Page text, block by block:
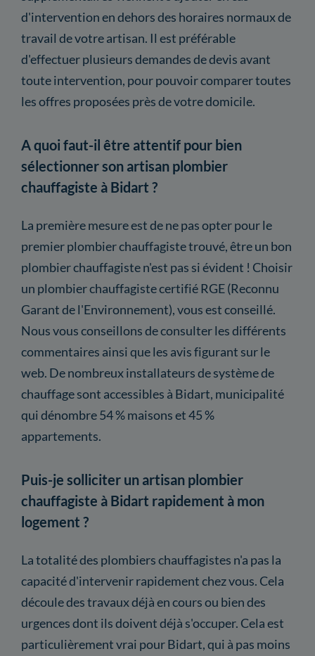
d'intervention en dehors des horaires normaux de
travail de votre artisan. Il est préférable
d'effectuer plusieurs demandes de devis avant
toute intervention, pour pouvoir comparer toutes
les offres proposées près de votre domicile.
A quoi faut-il être attentif pour bien
sélectionner son artisan plombier
chauffagiste à Bidart ?
La première mesure est de ne pas opter pour le
premier plombier chauffagiste trouvé, être un bon
plombier chauffagiste n'est pas si évident ! Choisir
un plombier chauffagiste certifié RGE (Reconnu
Garant de l'Environnement), vous est conseillé.
Nous vous conseillons de consulter les différents
commentaires ainsi que les avis figurant sur le
web. De nombreux installateurs de système de
chauffage sont accessibles à Bidart, municipalité
qui dénombre 54 % maisons et 45 %
appartements.
Puis-je solliciter un artisan plombier
chauffagiste à Bidart rapidement à mon
logement ?
La totalité des plombiers chauffagistes n'a pas la
capacité d'intervenir rapidement chez vous. Cela
découle des travaux déjà en cours ou bien des
urgences dont ils doivent déjà s'occuper. Cela est
particulièrement vrai pour Bidart, qui à pas moins